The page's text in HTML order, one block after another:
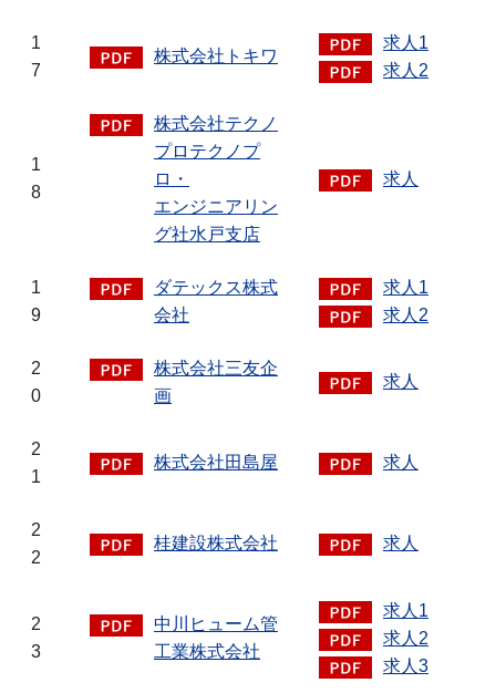
1
7
株式会社トキワ
求人1
求人2
1
8
株式会社テクノ
プロテクノプ
ロ・
エンジニアリン
グ社水戸支店
求人
1
9
ダテックス株式
会社
求人1
求人2
2
0
株式会社三友企
画
求人
2
1
株式会社田島屋 求人
2
2
桂建設株式会社 求人
2
3
中川ヒューム管
工業株式会社
求人1
求人2
求人3